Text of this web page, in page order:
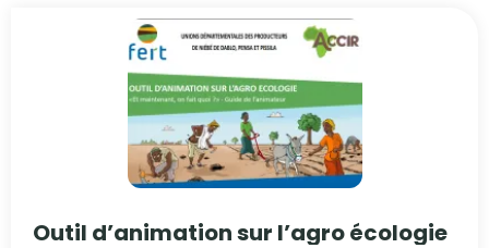
Outil d’animation sur l’agro écologie